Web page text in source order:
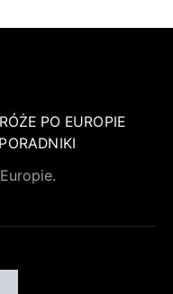
PO EUROPIE
PORADNIKI